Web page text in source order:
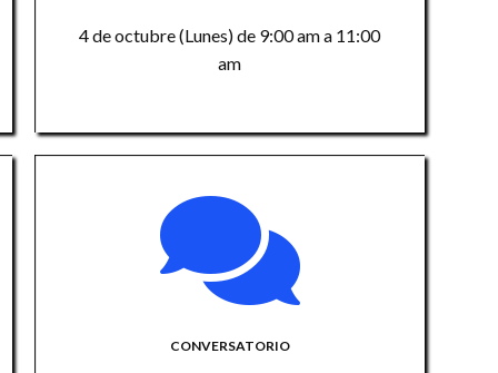
4 de octubre (Lunes) de 9:00 am a 11:00
am
CONVERSATORIO